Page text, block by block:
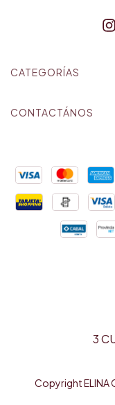
CATEGORÍAS
CONTACTÁNOS
3
Copyright ELINA